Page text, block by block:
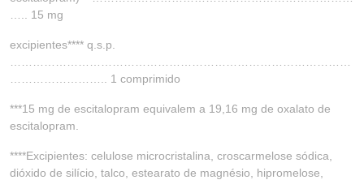
….. 15 mg
excipientes**** q.s.p.
…………………….. 1 comprimido
***15 mg de escitalopram equivalem a 19,16 mg de oxalato de
escitalopram.
****Excipientes: celulose microcristalina, croscarmelose sódica,
dióxido de silício, talco, estearato de magnésio, hipromelose,